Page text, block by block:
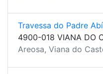
Travessa do Padre
4900-018 VIANA DO
Areosa, Viana do